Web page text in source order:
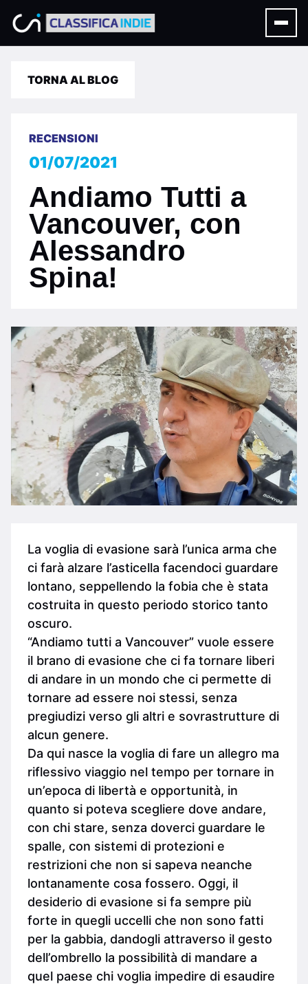
TORNA AL BLOG
RECENSIONI
01/07/2021
Andiamo Tutti a
Vancouver, con
Alessandro
Spina!
La voglia di evasione sarà l’unica arma che
ci farà alzare l’asticella facendoci guardare
lontano, seppellendo la fobia che è stata
costruita in questo periodo storico tanto
oscuro.
“Andiamo tutti a Vancouver” vuole essere
il brano di evasione che ci fa tornare liberi
di andare in un mondo che ci permette di
tornare ad essere noi stessi, senza
pregiudizi verso gli altri e sovrastrutture di
alcun genere.
Da qui nasce la voglia di fare un allegro ma
riflessivo viaggio nel tempo per tornare in
un’epoca di libertà e opportunità, in
quanto si poteva scegliere dove andare,
con chi stare, senza doverci guardare le
spalle, con sistemi di protezioni e
restrizioni che non si sapeva neanche
lontanamente cosa fossero. Oggi, il
desiderio di evasione si fa sempre più
forte in quegli uccelli che non sono fatti
per la gabbia, dandogli attraverso il gesto
dell’ombrello la possibilità di mandare a
quel paese chi voglia impedire di esaudire